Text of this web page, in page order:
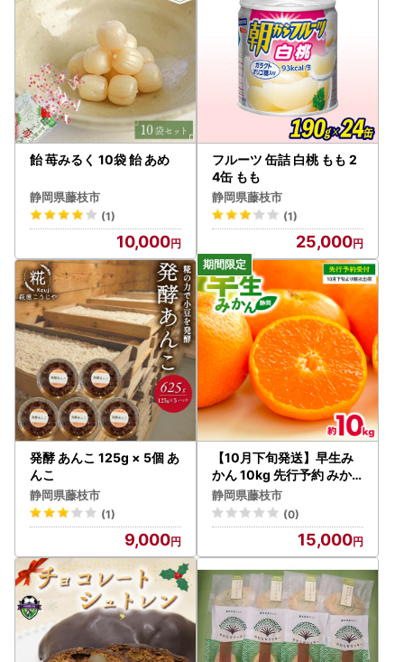
飴 苺みるく 10袋 飴 あめ
静岡県藤枝市
(1)
10,000
フルーツ 缶詰 白桃 もも 2
4缶 もも
静岡県藤枝市
(1)
25,000
発酵 あんこ 125g × 5個 あ
んこ
静岡県藤枝市
(1)
9,000
【10月下旬発送】早生み
かん 10kg 先行予約 みか
ん
静岡県藤枝市
(0)
15,000